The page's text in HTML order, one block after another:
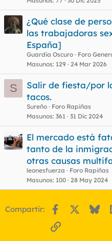
¿Qué clase de
las trabajadoras
España]
Guardia Oscuro
Foro
Masunos 129 24 Mar 2026
S
Salir de fiesta/por
tacos.
Sureño
Foro Rapiñas
Masunos 361 31 Dic 2024
El mercado está
tanto de la
otras causas
leonesfuerza
Foro Rapiñas
Masunos 100 28 May 2024
Compartir: Facebook
Enlace